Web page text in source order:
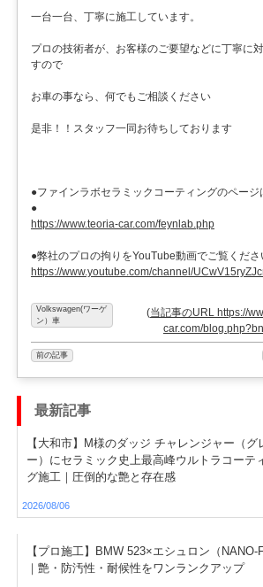
一台一台、丁寧に施工しています。
プロの技術者が、お客様のご要望などに丁寧に
すので
お車の事なら、何でもご相談ください
是非！！スタッフ一同お待ちしております
●ファインラボセラミックコーティングのページ
●
https://www.teoria-car.com/feynlab.php
●弊社のプロの拘りをYouTube動画でご覧くださ
https://www.youtube.com/channel/
Volkswagen(ワーゲ
ン）車
(当記事のURL https://
car.com/
前の記事
最新記事
【大和市】M様のダッジ チャレンジャー（グ
ー）にセラミック史上最高峰ウルトラコーテ
グ施工｜圧倒的な艶と存在感
2026/08/06
【プロ施工】BMW 523×エシュロン（NANO-
｜艶・防汚性・耐候性をワンランクアップ